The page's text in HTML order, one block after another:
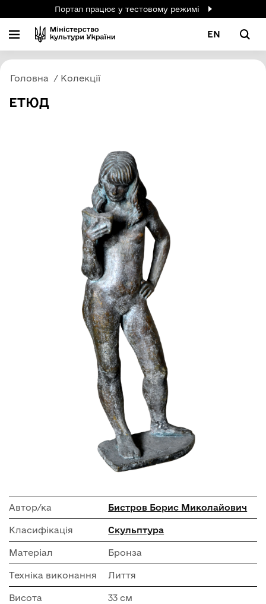
Портал працює у тестовому режимі
EN
Головна Колекції
ЕТЮД
Автор/ка Бистров Борис Миколайович
Класифікація Скульптура
Матеріал Бронза
Техніка виконання Лиття
Висота 33 см